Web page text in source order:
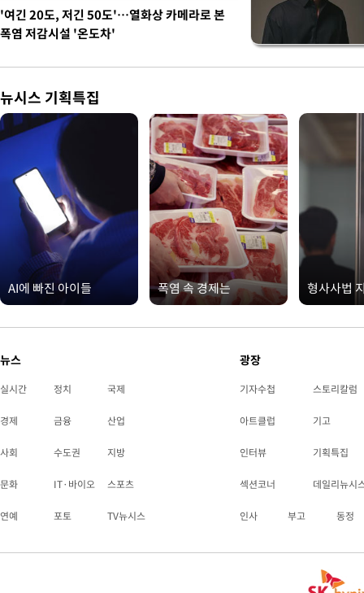
'여긴 20도, 저긴 50도'…열화상 카메라로 본
폭염 저감시설 '온도차'
뉴시스 기획특집
AI에 빠진 아이들 폭염 속 경제는 형사사법
뉴스
실시간 정치 국제
경제 금융 산업
사회 수도권 지방
문화 IT·바이오 스포츠
연예 포토 TV뉴시스
광장
기자수첩 스토리칼럼
아트클럽 기고
인터뷰 기획특집
섹션코너 데일리뉴시
인사 부고 동정